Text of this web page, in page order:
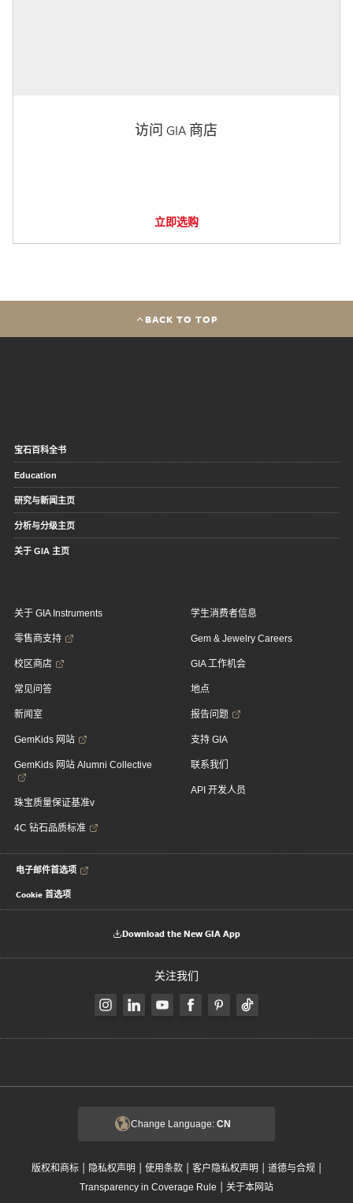
访问 GIA 商店
立即选购
BACK TO TOP
宝石百科全书
Education
研究与新闻主页
分析与分级主页
关于 GIA 主页
关于 GIA Instruments
零售商支持
校区商店
常见问答
新闻室
GemKids 网站
GemKids 网站 Alumni Collective
珠宝质量保证基准v
4C 钻石品质标准
学生消费者信息
Gem & Jewelry Careers
GIA 工作机会
地点
报告问题
支持 GIA
联系我们
API 开发人员
电子邮件首选项
Cookie 首选项
Download the New GIA App
关注我们
Change Language: CN
版权和商标 | 隐私权声明 | 使用条款 | 客户隐私权声明 | 道德与合规 |
Transparency in Coverage Rule | 关于本网站